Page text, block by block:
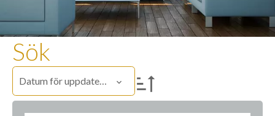
Sök
Datum för uppdatering